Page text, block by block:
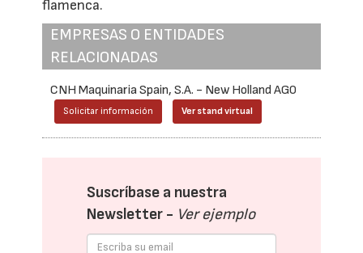
flamenca.
EMPRESAS O ENTIDADES
RELACIONADAS
CNH Maquinaria Spain, S.A. - New Holland AG0
Solicitar información Ver stand virtual
Suscríbase a nuestra
Newsletter - Ver ejemplo